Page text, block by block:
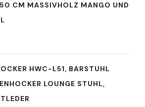
CM MASSIVHOLZ MANGO UND
HWC-L51, BARSTUHL
LOUNGE STUHL,